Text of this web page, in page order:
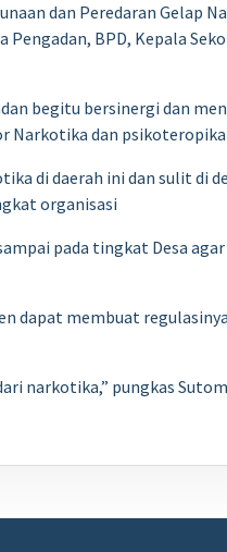
dan Peredaran Gelap
BPD, Kepala
begitu bersinergi dan
Narkotika dan
di daerah ini dan sulit di
organisasi
pada tingkat Desa
dapat membuat
narkotika,” pungkas